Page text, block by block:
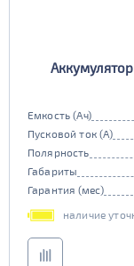
Аккумулятор
Емкость (Ач)
Пусковой ток (А)
Полярность
Габариты
Гарантия (мес)
наличие